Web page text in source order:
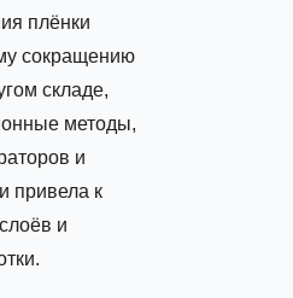
плёнки
сокращению
складе,
методы,
и
привела к
и